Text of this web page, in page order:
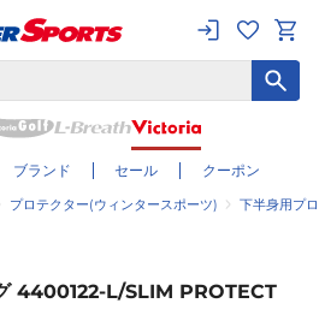
ブランド セール クーポン
プロテクター(ウィンタースポーツ) 下半身用プ
4400122-L/SLIM PROTECT